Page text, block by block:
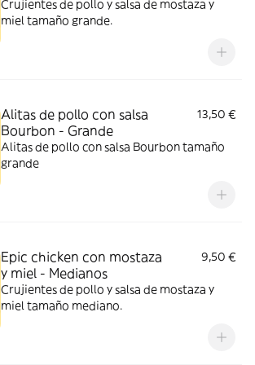
Crujientes de pollo y salsa de mostaza y
miel tamaño grande.
Alitas de pollo con salsa
Bourbon - Grande
13,50 €
Alitas de pollo con salsa Bourbon tamaño
grande
Epic chicken con mostaza
y miel - Medianos
9,50 €
Crujientes de pollo y salsa de mostaza y
miel tamaño mediano.